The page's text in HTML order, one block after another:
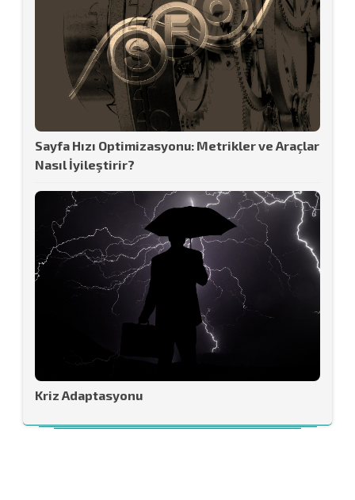
Sayfa Hızı Optimizasyonu: Metrikler ve Araçlar
Nasıl İyileştirir?
Kriz Adaptasyonu